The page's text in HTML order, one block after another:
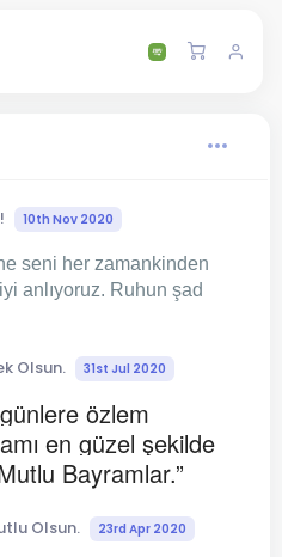
10th Nov 2020
seni her zamankinden
anlıyoruz. Ruhun şad
Olsun. 31st Jul 2020
özlem
en güzel şekilde
Bayramlar.”
Olsun. 23rd Apr 2020